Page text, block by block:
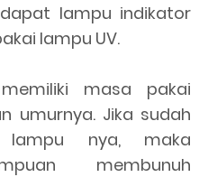
lampu indikator
lampu UV.
masa pakai
umurnya. Jika sudah
nya, maka
membunuh